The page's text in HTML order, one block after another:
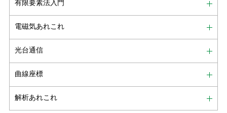
有限要素法入門
電磁気あれこれ
光台通信
曲線座標
解析あれこれ